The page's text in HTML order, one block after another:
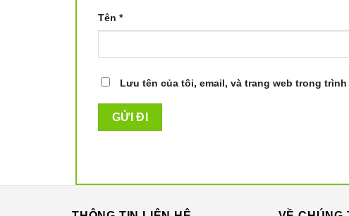
Tên *
Lưu tên của tôi, email, và trang web trong